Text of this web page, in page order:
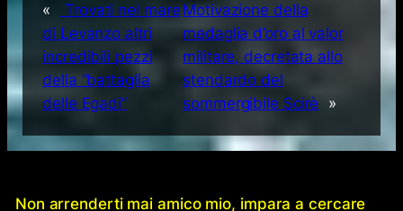
«
Trovati nel mare
di Levanzo altri
incredibili pezzi
della “battaglia
delle Egadi”
Motivazione della
medaglia d’oro al valor
militare, decretata allo
stendardo del
sommergibile Scirè
»
Non arrenderti mai amico mio, impara a cercare